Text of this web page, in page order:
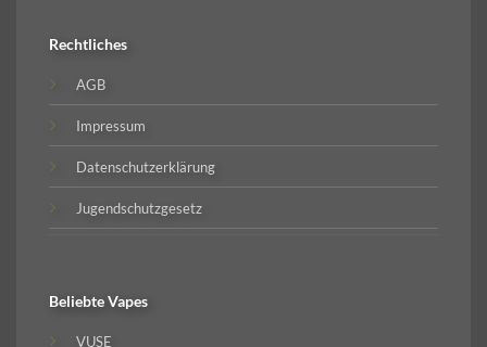
Rechtliches
AGB
Impressum
Datenschutzerklärung
Jugendschutzgesetz
BeliebteVapes
VUSE